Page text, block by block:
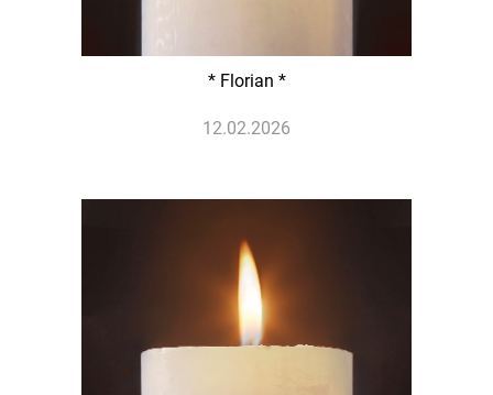
* Florian *
12.02.2026